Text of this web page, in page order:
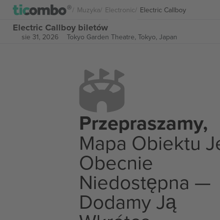
Muzyka Electronic Electric Callboy
Electric Callboy biletów
sie 31, 2026 Tokyo Garden Theatre, Tokyo, Japan
Przepraszamy,
Mapa Obiektu
Obecnie
Niedostępna —
Dodamy Ją